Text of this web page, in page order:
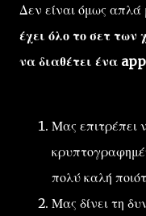
Δεν είναι όμως
έχει όλο το σετ
να διαθέτει ένα app
Μας επιτρέπει
πολύ καλή
Μας δίνει τη